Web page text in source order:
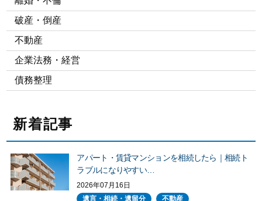
破産・倒産
不動産
企業法務・経営
債務整理
新着記事
アパート・賃貸マンションを相続したら｜相続ト
ラブルになりやすい…
2026年07月16日
遺言・相続・遺留分
不動産